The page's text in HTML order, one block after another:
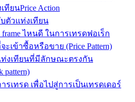
ยนPrice Action
ตัวแท่งเทียน
frame ไหนดี ในการเทรดฟอเร็ก
เข้าซื้อหรือขาย (Price Pattern)
งเทียนที่มีลักษณะตรงกัน
pattern)
เทรด เพื่อไปสู่การเป็นเทรดเดอร์